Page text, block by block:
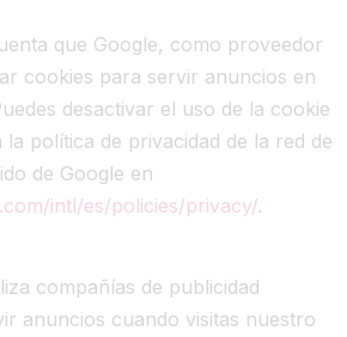
que Google, como proveedor
cookies para servir anuncios en
desactivar el uso de la cookie
la política de privacidad de la red de
de Google en
intl/es/policies/privacy/.
compañías de publicidad
anuncios cuando visitas nuestro